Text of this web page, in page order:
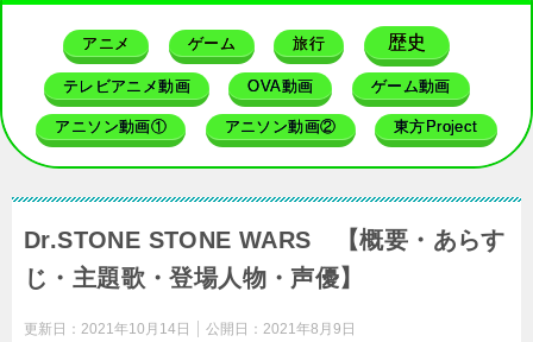
アニメ ゲーム 旅行 歴史
テレビアニメ動画 OVA動画 ゲーム動画
アニソン動画① アニソン動画② 東方Project
Dr.STONE STONE WARS 【概要・あらす
じ・主題歌・登場人物・声優】
更新日： 2021年10月14日 公開日： 2021年8月9日